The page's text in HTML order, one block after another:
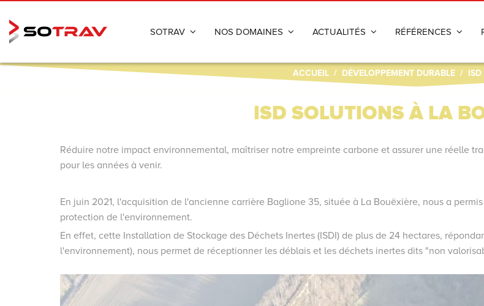
SOTRAV
Présentation
NOS DOMAINES
Déconstruction
Terrassement
ACTUALITÉS RÉFÉRENCES
Déconstruction
Terrassement
ACCUEIL/ DÉVELOPPEMENT DURABLE/ ISD
ISD SOLUTIONS À LA
Réduire notre impact environnemental, maîtriser notre empreinte carbone et assurer une réelle
pour les années à venir.
En juin 2021, l'acquisition de l'ancienne carrière Baglione 35, située à La Bouëxière, nous a
protection de l'environnement.
En effet, cette Installation de Stockage des Déchets Inertes (ISDI) de plus de 24 hectares,
l'environnement), nous permet de réceptionner les déblais et les déchets inertes dits "non